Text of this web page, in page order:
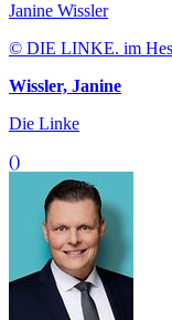
Janine Wissler
© DIE LINKE. im
Wissler, Janine
Die Linke
()